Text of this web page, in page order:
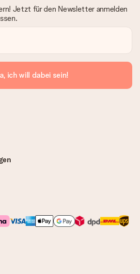
Jetzt für den Newsletter anmelden
ich will dabei sein!